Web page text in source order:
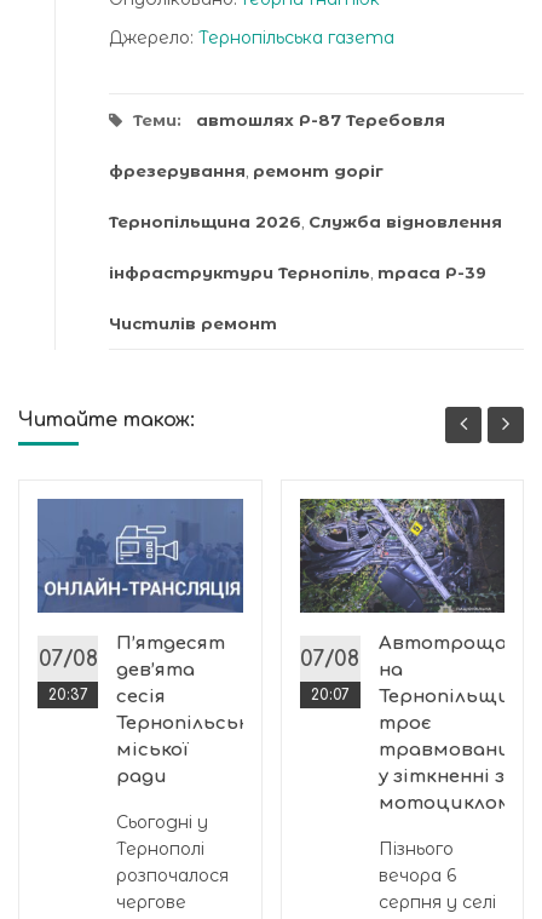
Джерело: Тернопільська газета
Теми: автошлях Р-87 Теребовля
фрезерування, ремонт доріг
Тернопільщина 2026, Служба відновлення
інфраструктури Тернопіль, траса Р-39
Чистилів ремонт
Читайте також:
07/08
20:37
П’ятдесят
дев’ята
сесія
Тернопільської
міської
ради
Сьогодні у
Тернополі
розпочалося
чергове
07/08
20:07
Автотроща
на
Тернопільщині:
троє
травмованих
у зіткненні з
мотоциклом
Пізнього
вечора 6
серпня у селі